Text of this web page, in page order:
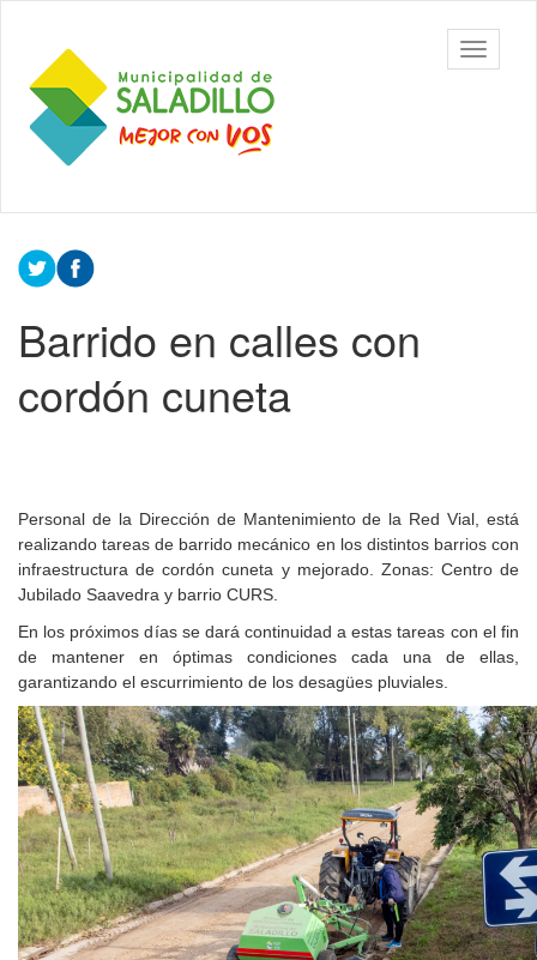
contenido
principal
Municipalidad
de Saladillo
barra
Contenido
principal
Barrido en calles con
cordón cuneta
Personal de la Dirección de Mantenimiento de la Red Vial, está
realizando tareas de barrido mecánico en los distintos barrios con
infraestructura de cordón cuneta y mejorado. Zonas: Centro de
Jubilado Saavedra y barrio CURS.
En los próximos días se dará continuidad a estas tareas con el fin
de mantener en óptimas condiciones cada una de ellas,
garantizando el escurrimiento de los desagües pluviales.